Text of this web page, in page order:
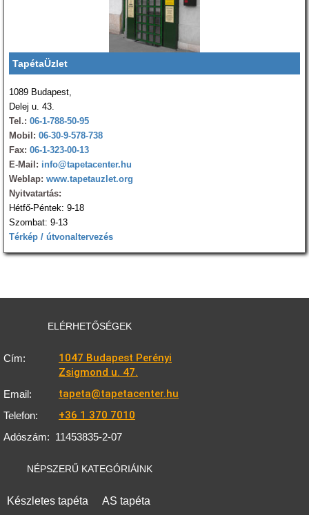
TapétaÜzlet
1089 Budapest,
Delej u. 43.
Tel.: 06-1-788-50-95
Mobil: 06-30-9-578-738
Fax: 06-1-323-00-13
E-Mail: info@tapetacenter.hu
Weblap: www.tapetauzlet.org
Nyitvatartás:
Hétfő-Péntek: 9-18
Szombat: 9-13
Térkép / útvonaltervezés
ELÉRHETŐSÉGEK
Cím:
1047 Budapest Perényi
Zsigmond u. 47.
Email: tapeta@tapetacenter.hu
Telefon: +36 1 370 7010
Adószám: 11453835-2-07
NÉPSZERŰ KATEGÓRIÁINK
Készletes tapéta
AS tapéta